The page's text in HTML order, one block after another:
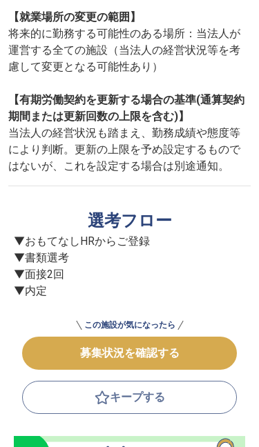
【就業場所の変更の範囲】
将来的に勤務する可能性のある場所：当法人が
運営する全ての施設（当法人の経営状況等を考
慮して変更となる可能性あり）
【有期労働契約を更新する場合の基準(通算契約
期間または更新回数の上限を含む)】
当法人の経営状況も踏まえ、勤務成績や態度等
により判断。更新の上限を予め設定するもので
はないが、これを設定する場合は別途通知。
選考フロー
▼おもてなしHRからご登録
▼書類選考
▼面接2回
▼内定
この施設が気になったら
募集状況を確認する
キープする